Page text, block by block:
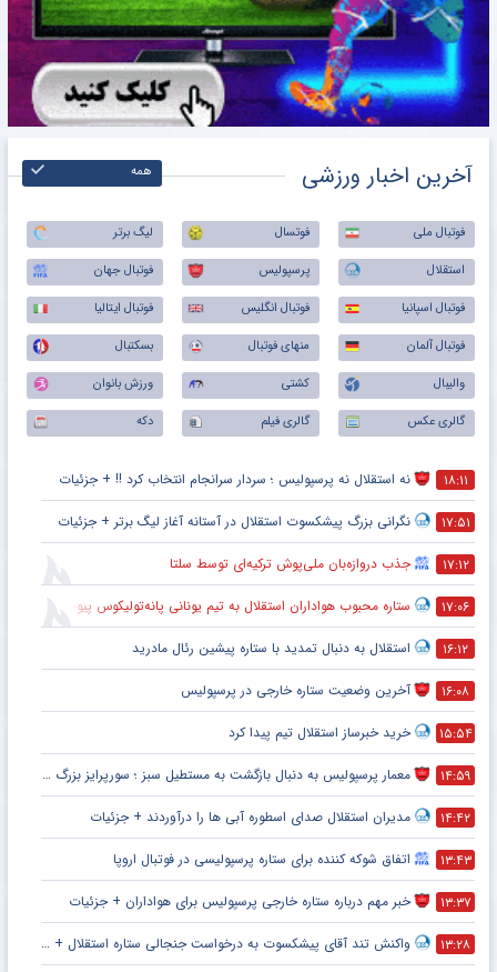
آخرین اخبار ورزشی همه
فوتبال ملی فوتسال
لیگ برتر
استقلال
پرسپولیس
فوتبال جهان
فوتبال اسپانیا
فوتبال انگلیس
فوتبال ایتالیا
فوتبال آلمان
منهای فوتبال
بسکتبال
والیبال
کشتی
ورزش بانوان
گالری عکس
گالری فیلم دکه
۱۸:۱۱ نه استقلال نه پرسپولیس ؛ سردار سرانجام انتخاب کرد !! + جزئیات
۱۷:۵۱ نگرانی بزرگ پیشکسوت استقلال در آستانه آغاز لیگ برتر + جزئیات
۱۷:۱۲ جذب دروازه‌بان ملی‌پوش ترکیه‌ای توسط سلتا
۱۷:۰۶ ستاره محبوب هواداران استقلال به تیم یونانی پانه‌تولیکوس پیوست
۱۶:۱۲ استقلال به دنبال تمدید با ستاره پیشین رئال مادرید
۱۶:۰۸ آخرین وضعیت ستاره خارجی در پرسپولیس
۱۵:۵۴ خرید خبرساز استقلال تیم پیدا کرد
۱۴:۵۹ معمار پرسپولیس به دنبال بازگشت به مستطیل سبز ؛ سورپرایز بزرگ در راه است ؟ + جزئیات
۱۴:۴۲ مدیران استقلال صدای اسطوره آبی ها را درآوردند + جزئیات
۱۳:۴۳ اتفاق شوکه کننده برای ستاره پرسپولیسی در فوتبال اروپا
۱۳:۳۷ خبر مهم درباره ستاره خارجی پرسپولیس برای هواداران + جزئیات
۱۳:۲۸ واکنش تند آقای پیشکسوت به درخواست جنجالی ستاره استقلال + جزئیات